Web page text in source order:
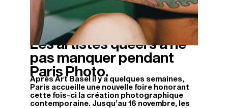
13/11/2025
Les artistes queers à ne
pas manquer pendant
Paris Photo.
Après Art Basel il y a quelques semaines,
Paris accueille une nouvelle foire honorant
cette fois-ci la création photographique
contemporaine. Jusqu’au 16 novembre, les